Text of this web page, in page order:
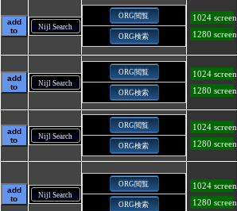
add
to
Nijl Search
ORG閲覧
ORG検索
1024 screen
1280 screen
add
to
Nijl Search
ORG閲覧
ORG検索
1024 screen
1280 screen
add
to
Nijl Search
ORG閲覧
ORG検索
1024 screen
1280 screen
add
to
Nijl Search
ORG閲覧
ORG検索
1024 screen
1280 screen